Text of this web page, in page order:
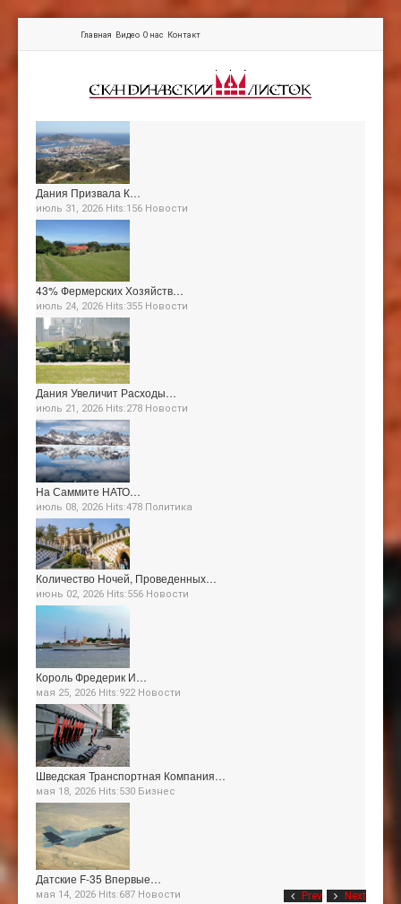
Главная Видео О нас Контакт
Prev Next
Дания Призвала К…
июль 31, 2026 Hits:156 Новости
43% Фермерских Хозяйств…
июль 24, 2026 Hits:355 Новости
Дания Увеличит Расходы…
июль 21, 2026 Hits:278 Новости
На Саммите НАТО…
июль 08, 2026 Hits:478 Политика
Количество Ночей, Проведенных…
июнь 02, 2026 Hits:556 Новости
Король Фредерик И…
мая 25, 2026 Hits:922 Новости
Шведская Транспортная Компания…
мая 18, 2026 Hits:530 Бизнес
Датские F-35 Впервые…
мая 14, 2026 Hits:687 Новости